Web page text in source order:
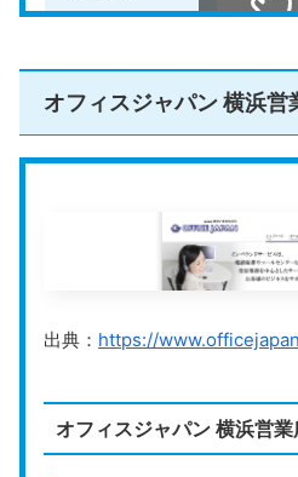
4つのプランが用意されてい
や、バーチャルオフィスだけ
回利用できるプランなど、幅
ンが揃っています。
公式HPは
桜木町
料金プラン 月額料
法人登記の可否 可能
会議室
https://
アントレサロンは、東京・埼
チャルオフィスです。どのオ
分以内と駅チカに設けられて
オフィスジャパン 横浜営
出典： https://
オフィスジャパン 横浜営